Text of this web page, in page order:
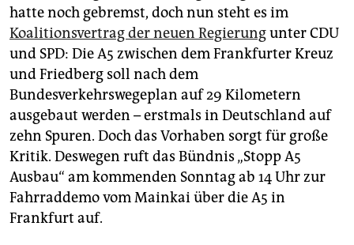
unterstützen
abo
genossenschaft
epaper login
hatte noch gebremst, doch nun steht es im
Koalitionsvertrag der neuen Regierungunter CDU
und SPD: Die A5 zwischen dem Frankfurter Kreuz
und Friedberg soll nach dem
Bundesverkehrswegeplan auf 29 Kilometern
ausgebaut werden – erstmals in Deutschland auf
zehn Spuren. Doch das Vorhaben sorgt für große
Kritik. Deswegen ruft das Bündnis „Stopp A5
Ausbau“ am kommenden Sonntag ab 14 Uhr zur
Fahrraddemo vom Mainkai über die A5 in
Frankfurt auf.